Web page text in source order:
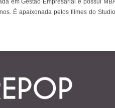
É apaixonada pelos filmes do